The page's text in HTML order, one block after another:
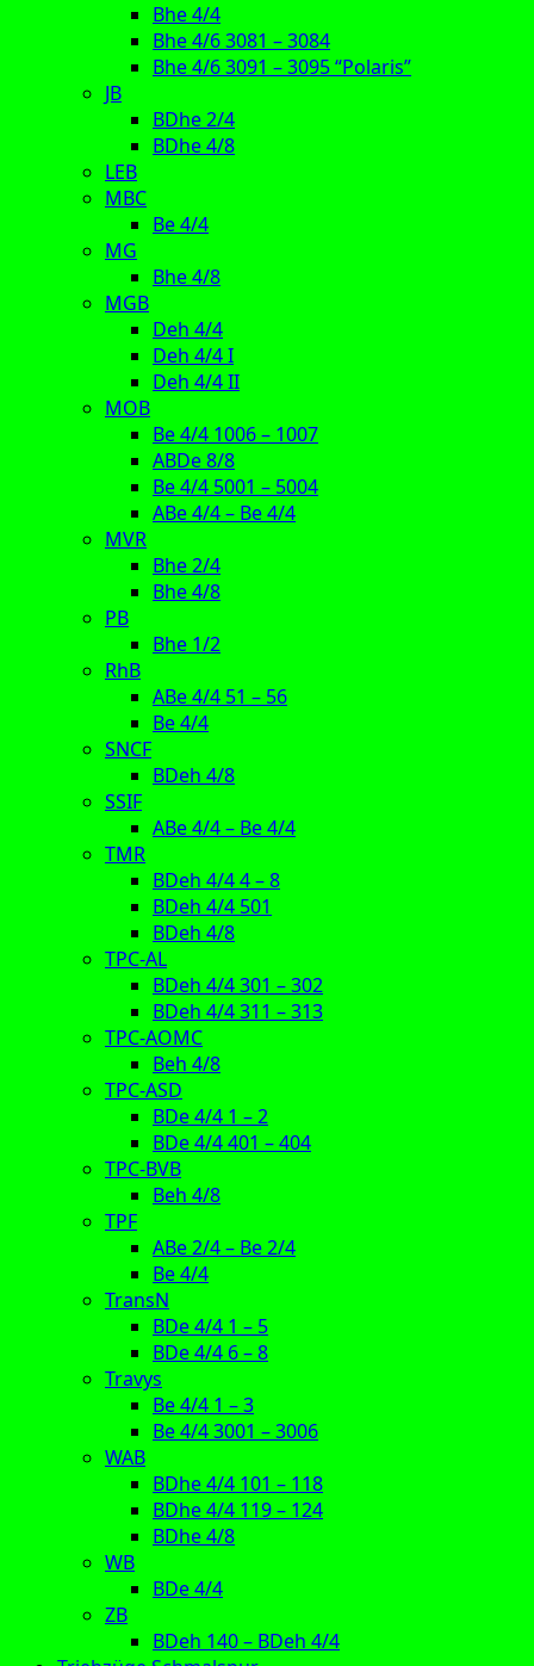
Bhe 4/4
Bhe 4/6 3081 – 3084
Bhe 4/6 3091 – 3095 “Polaris”
JB
BDhe 2/4
BDhe 4/8
LEB
MBC
Be 4/4
MG
Bhe 4/8
MGB
Deh 4/4
Deh 4/4 I
Deh 4/4 II
MOB
Be 4/4 1006 – 1007
ABDe 8/8
Be 4/4 5001 – 5004
ABe 4/4 – Be 4/4
MVR
Bhe 2/4
Bhe 4/8
PB
Bhe 1/2
RhB
ABe 4/4 51 – 56
Be 4/4
SNCF
BDeh 4/8
SSIF
ABe 4/4 – Be 4/4
TMR
BDeh 4/4 4 – 8
BDeh 4/4 501
BDeh 4/8
TPC-AL
BDeh 4/4 301 – 302
BDeh 4/4 311 – 313
TPC-AOMC
Beh 4/8
TPC-ASD
BDe 4/4 1 – 2
BDe 4/4 401 – 404
TPC-BVB
Beh 4/8
TPF
ABe 2/4 – Be 2/4
Be 4/4
TransN
BDe 4/4 1 – 5
BDe 4/4 6 – 8
Travys
Be 4/4 1 – 3
Be 4/4 3001 – 3006
WAB
BDhe 4/4 101 – 118
BDhe 4/4 119 – 124
BDhe 4/8
WB
BDe 4/4
ZB
BDeh 140 – BDeh 4/4